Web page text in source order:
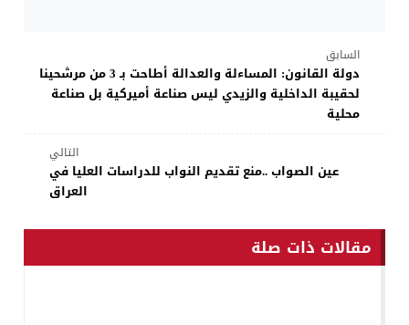
السابق
دولة القانون: المساءلة والعدالة أطاحت بـ 3 من مرشحينا
لحقيبة الداخلية والزيدي ليس صناعة أميركية بل صناعة
محلية
التالي
عين الصواب ..منع تقديم النواب للدراسات العليا في
العراق
مقالات ذات صلة